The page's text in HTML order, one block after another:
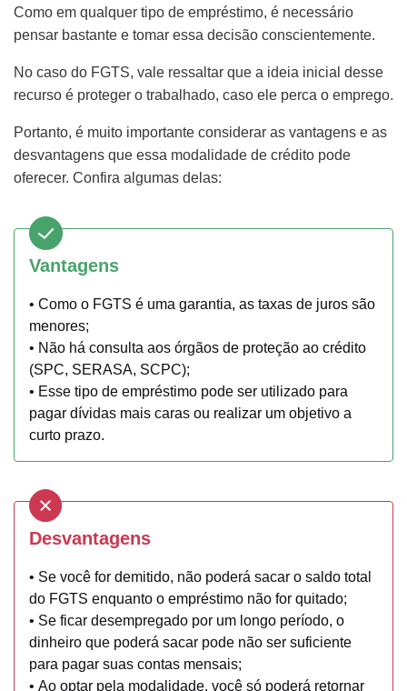
Como em qualquer tipo de empréstimo, é necessário
pensar bastante e tomar essa decisão conscientemente.
No caso do FGTS, vale ressaltar que a ideia inicial desse
recurso é proteger o trabalhado, caso ele perca o emprego.
Portanto, é muito importante considerar as vantagens e as
desvantagens que essa modalidade de crédito pode
oferecer. Confira algumas delas:
Vantagens
• Como o FGTS é uma garantia, as taxas de juros são
menores;
• Não há consulta aos órgãos de proteção ao crédito
(SPC, SERASA, SCPC);
• Esse tipo de empréstimo pode ser utilizado para
pagar dívidas mais caras ou realizar um objetivo a
curto prazo.
Desvantagens
• Se você for demitido, não poderá sacar o saldo total
do FGTS enquanto o empréstimo não for quitado;
• Se ficar desempregado por um longo período, o
dinheiro que poderá sacar pode não ser suficiente
para pagar suas contas mensais;
• Ao optar pela modalidade, você só poderá retornar